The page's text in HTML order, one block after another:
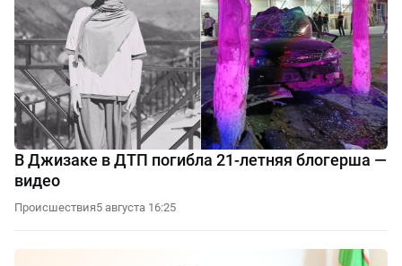
В Джизаке в ДТП погибла 21-летняя блогерша —
видео
Происшествия5 августа 16:25